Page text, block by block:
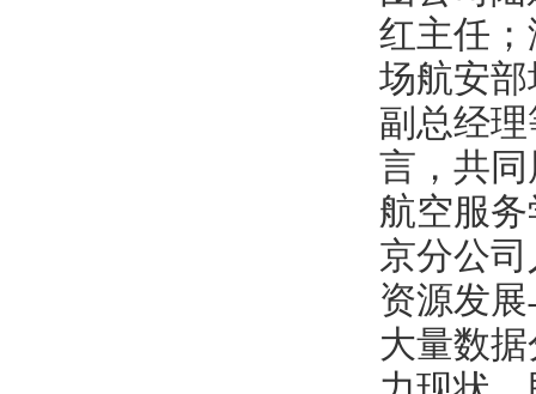
红主任
场航安
副总经
言，共
航空服
京分公
资源发
大量数